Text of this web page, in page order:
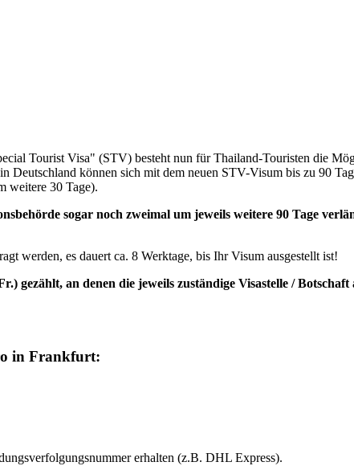
Tourist Visa" (STV) besteht nun für Thailand-Touristen die
Deutschland können sich mit dem neuen STV-Visum bis zu 90
weitere 30 Tage).
sogar noch zweimal um jeweils weitere 90 Tage
werden, es dauert ca. 8 Werktage, bis Ihr Visum ausgestellt ist!
gezählt, an denen die jeweils zuständige Visastelle /
in Frankfurt:
erhalten (z.B. DHL Express).